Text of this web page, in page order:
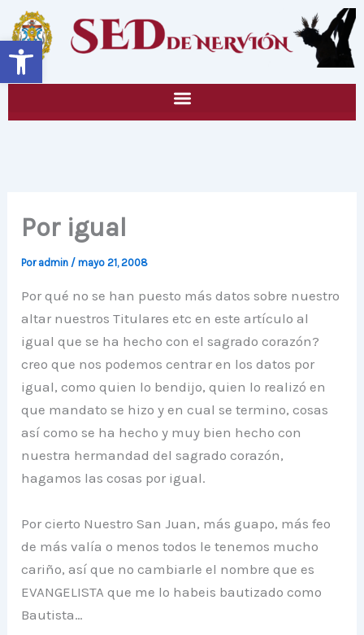
Abrir barra de herramientas
contenido
Por igual
Por admin /mayo 21, 2008
Por qué no se han puesto más datos sobre nuestro
altar nuestros Titulares etc en este artículo al
igual que se ha hecho con el sagrado corazón?
creo que nos podemos centrar en los datos por
igual, como quien lo bendijo, quien lo realizó en
que mandato se hizo y en cual se termino, cosas
así como se ha hecho y muy bien hecho con
nuestra hermandad del sagrado corazón,
hagamos las cosas por igual.
Por cierto Nuestro San Juan, más guapo, más feo
de más valía o menos todos le tenemos mucho
cariño, así que no cambiarle el nombre que es
EVANGELISTA que me lo habeis bautizado como
Bautista…